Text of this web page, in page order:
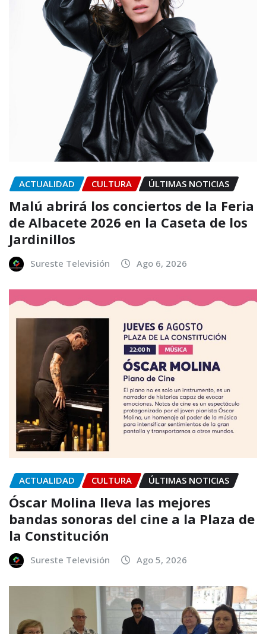
ACTUALIDAD CULTURA ÚLTIMAS NOTICIAS
Malú abrirá los conciertos de la Feria
de Albacete 2026 en la Caseta de los
Jardinillos
Sureste Televisión Ago 6, 2026
ACTUALIDAD CULTURA ÚLTIMAS NOTICIAS
Óscar Molina lleva las mejores
bandas sonoras del cine a la Plaza de
la Constitución
Sureste Televisión Ago 5, 2026